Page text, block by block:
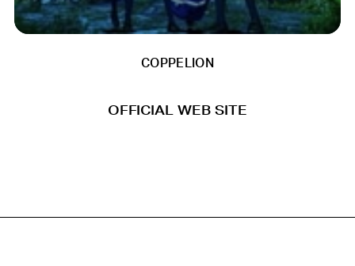
COPPELION
OFFICIAL WEB SITE